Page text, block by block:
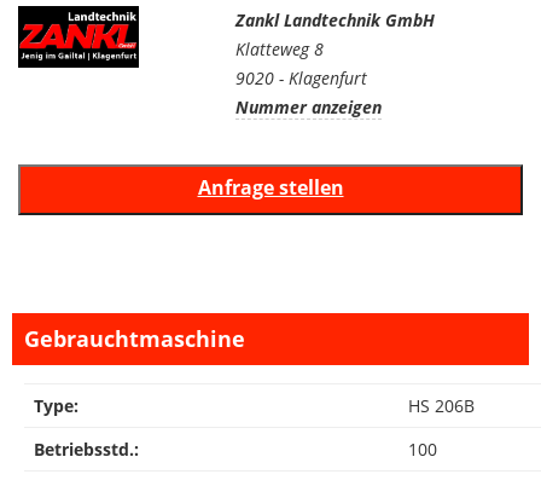
Zankl Landtechnik GmbH
Klatteweg 8
9020 - Klagenfurt
Nummer anzeigen
Gebrauchtmaschine
Type:
HS 206B
Betriebsstd.:
100